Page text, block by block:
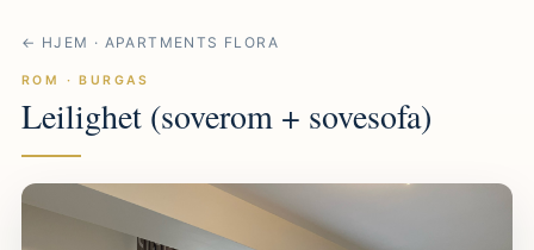
← HJEM · APARTMENTS FLORA
ROM · BURGAS
Leilighet (soverom + sovesofa)